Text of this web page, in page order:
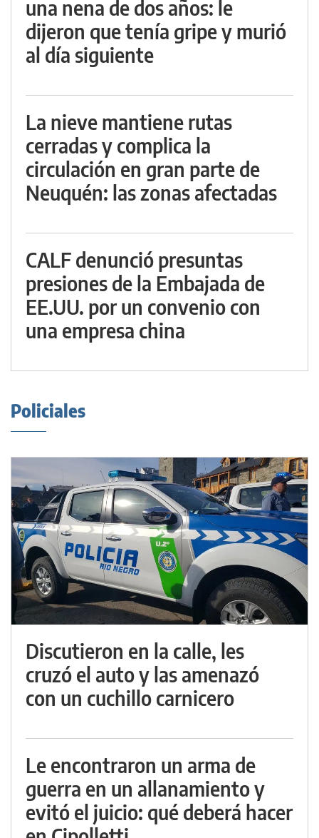
una nena de dos años: le
dijeron que tenía gripe y murió
al día siguiente
La nieve mantiene rutas
cerradas y complica la
circulación en gran parte de
Neuquén: las zonas afectadas
CALF denunció presuntas
presiones de la Embajada de
EE.UU. por un convenio con
una empresa china
Policiales
Discutieron en la calle, les
cruzó el auto y las amenazó
con un cuchillo carnicero
Le encontraron un arma de
guerra en un allanamiento y
evitó el juicio: qué deberá hacer